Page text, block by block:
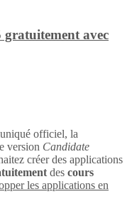
avec
officiel, la
version Candidate
créer des applications
des cours
les applications en